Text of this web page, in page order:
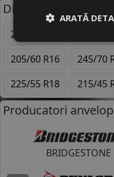
Dimensiuni uzuale
205/55 R16
205/60 R16
245/70
225/55 R18
215/45
Producatori
BRIDGESTONE
ARATĂ